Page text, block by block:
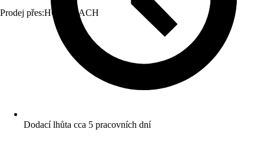
Prodej přes:HORNBACH
Dodací lhůta cca 5 pracovních dní